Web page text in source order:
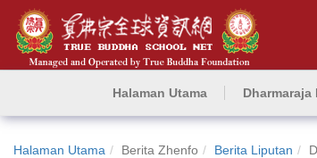
Halaman Utama
Halaman Utama Berita Zhenfo Berita Liputan